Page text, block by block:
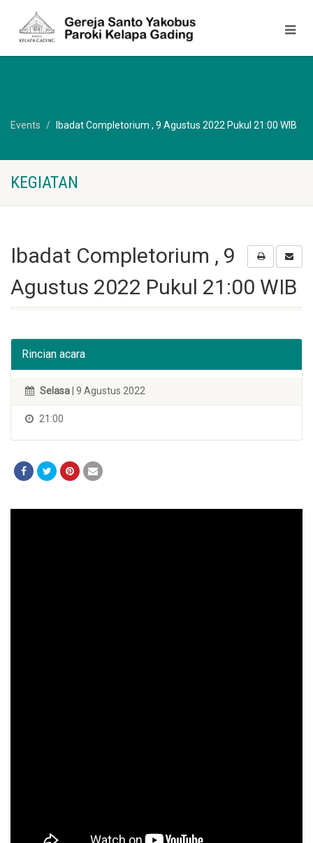
Events Ibadat Completorium , 9 Agustus 2022 Pukul 21:00 WIB
KEGIATAN
Ibadat Completorium , 9
Agustus 2022 Pukul 21:00 WIB
Rincian acara
Selasa | 9 Agustus 2022
21:00